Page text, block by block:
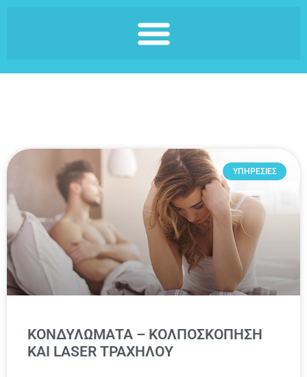
ΥΠΗΡΕΣΙΕΣ
ΚΟΝΔΥΛΩΜΑΤΑ – ΚΟΛΠΟΣΚΟΠΗΣΗ
ΚΑΙ LASER ΤΡΑΧΗΛΟΥ